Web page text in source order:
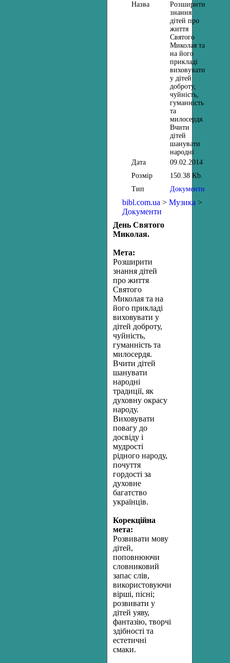
Назва
Розширити
знання
дітей про
життя
Святого
Миколая та
на його
прикладі
виховувати
у дітей
доброту,
чуйність,
гуманність
та
милосердя.
Вчити
дітей
шанувати
народні
Дата
09.02.2014
Розмір
150.38 Kb.
Тип
Документи
bibl.com.ua > Музика >
Документи
День Святого
Миколая.
Мета:
Розширити
знання дітей
про життя
Святого
Миколая та на
його прикладі
виховувати у
дітей доброту,
чуйність,
гуманність та
милосердя.
Вчити дітей
шанувати
народні
традиції, як
духовну окрасу
народу.
Виховувати
повагу до
досвіду і
мудрості
рідного народу,
почуття
гордості за
духовне
багатство
українців.
Корекційна
мета:
Розвивати мову
дітей,
поповнюючи
словниковий
запас слів,
використовуючи
вірші, пісні;
розвивати у
дітей уяву,
фантазію, творчі
здібності та
естетичні
смаки.